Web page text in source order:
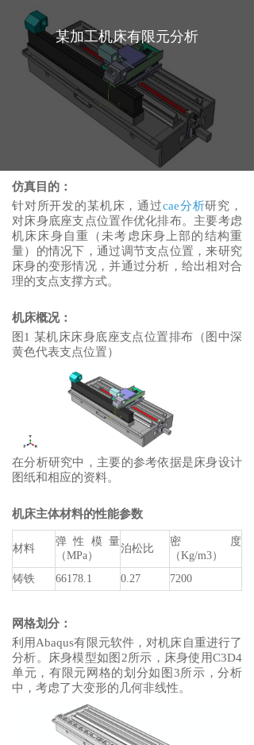
某加工机床有限元分析
仿真目的：
针对所开发的某机床，通过cae分析研究，
对床身底座支点位置作优化排布。主要考虑
机床床身自重（未考虑床身上部的结构重
量）的情况下，通过调节支点位置，来研究
床身的变形情况，并通过分析，给出相对合
理的支点支撑方式。
机床概况：
图1 某机床床身底座支点位置排布（图中深
黄色代表支点位置）
在分析研究中，主要的参考依据是床身设计
图纸和相应的资料。
机床主体材料的性能参数
材料
弹性模量
（MPa）
泊松比
密度
（Kg/m3）
铸铁
66178.1 0.27 7200
网格划分：
利用Abaqus有限元软件，对机床自重进行了
分析。床身模型如图2所示，床身使用C3D4
单元，有限元网格的划分如图3所示，分析
中，考虑了大变形的几何非线性。